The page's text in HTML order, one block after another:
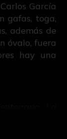
García
gafas, toga,
además de
óvalo, fuera
hay una
2005.
El